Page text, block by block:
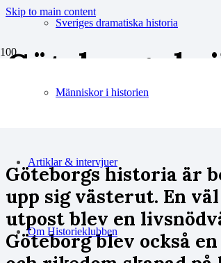
Skip to main content
Sveriges dramatiska historia
Människor i historien
Artiklar & intervjuer
Om Historieklubben
Göteborgs
Göteborgs historia är
upp sig västerut. En
utpost blev en
Göteborg blev också